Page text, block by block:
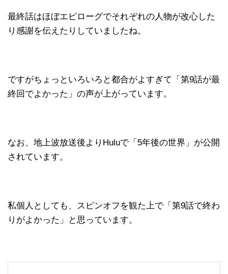
最終話はほぼエピローグでそれぞれの人物が改心した
り感謝を伝えたりしていましたね。
ですがちょっといろいろと都合がよすぎて「第9話が最
終回でよかった」の声が上がっています。
なお、地上波放送後よりHuluで「5年後の世界」が公開
されています。
私個人としても、スピンオフを観た上で「第9話で終わ
りがよかった」と思っています。